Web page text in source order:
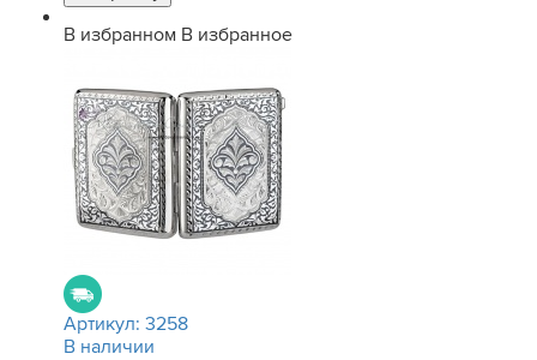
В избранном В избранное
Артикул: 3258
В наличии